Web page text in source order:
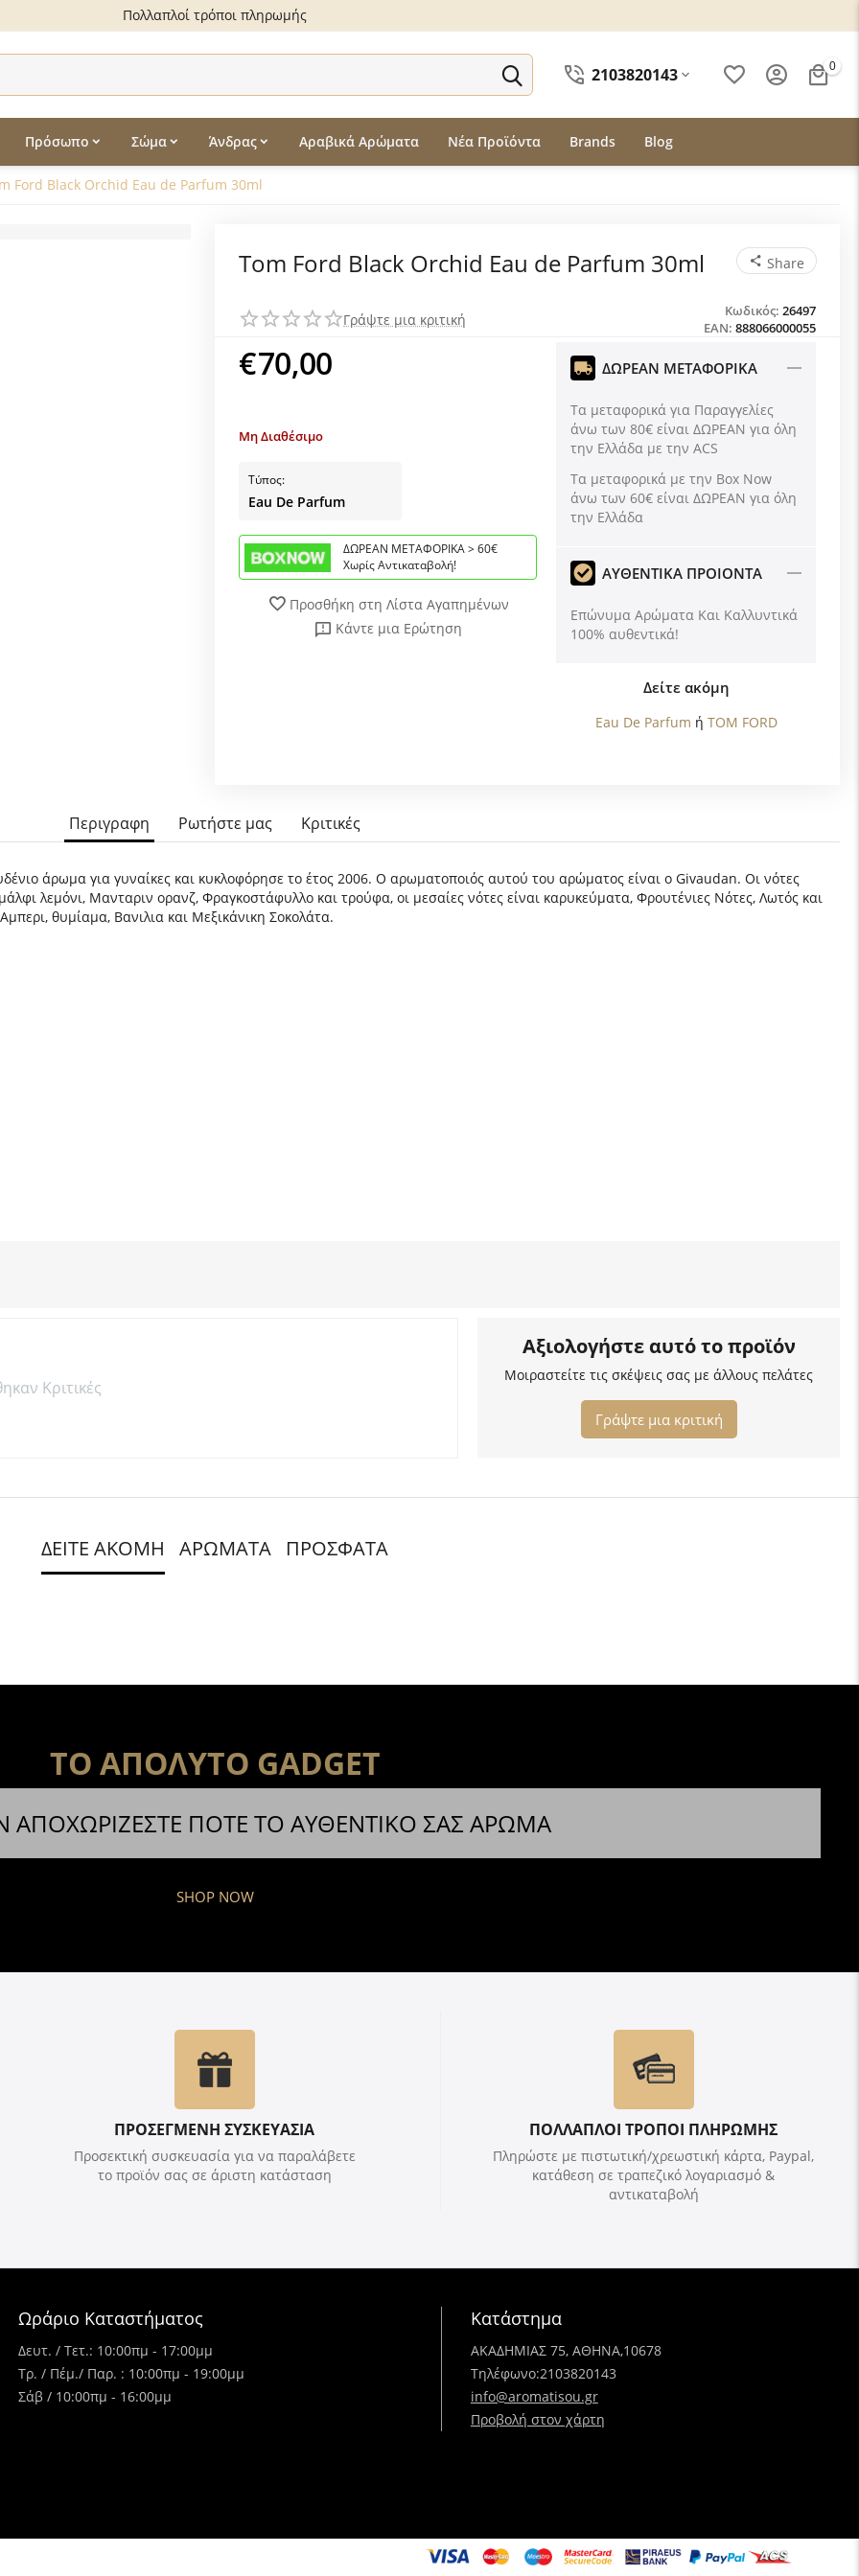
Πολλαπλοί τρόποι πληρωμής
2103820143 0
Πρόσωπο Σώμα Άνδρας Αραβικά Αρώματα Νέα Προϊόντα Brands Blog
Ford Black Orchid Eau de Parfum 30ml
Tom Ford Black Orchid Eau de Parfum 30ml Share
Γράψτε μια κριτική EAN: 888066000055
Κωδικός: 26497
€70,00
Μη Διαθέσιμο
Τύπος:
Eau De Parfum
ΔΩΡΕΑΝ ΜΕΤΑΦΟΡΙΚΑ > 60€
Χωρίς Αντικαταβολή!
Προσθήκη στη Λίστα Αγαπημένων
Κάντε μια Ερώτηση
ΔΩΡΕΑΝ ΜΕΤΑΦΟΡΙΚΑ
Τα μεταφορικά για Παραγγελίες
άνω των 80€ είναι ΔΩΡΕΑΝ για όλη
την Ελλάδα με την ACS
Tα μεταφορικά με την Box Now
άνω των 60€ είναι ΔΩΡΕΑΝ για όλη
την Ελλάδα
ΑΥΘΕΝΤΙΚΑ ΠΡΟΙΟΝΤΑ
Επώνυμα Αρώματα Και Καλλυντικά
100% αυθεντικά!
Δείτε ακόμη
Eau De Parfum ή TOM FORD
Περιγραφη Ρωτήστε μας Κριτικές
άρωμα για γυναίκες και κυκλοφόρησε το έτος 2006. Ο αρωματοποιός αυτού του αρώματος είναι ο Givaudan. Οι νότες
λεμόνι, Μανταριν ορανζ, Φραγκοστάφυλλο και τρούφα, οι μεσαίες νότες είναι καρυκεύματα, Φρουτένιες Νότες, Λωτός και
θυμίαμα, Βανιλια και Μεξικάνικη Σοκολάτα.
Κριτικές
Αξιολογήστε αυτό το προϊόν
Μοιραστείτε τις σκέψεις σας με άλλους πελάτες
Γράψτε μια κριτική
ΔΕΙΤΕ ΑΚΟΜΗ ΑΡΩΜΑΤΑ ΠΡΟΣΦΑΤΑ
ΤΟ ΑΠΟΛΥΤΟ GADGET
ΑΠΟΧΩΡΙΖΕΣΤΕ ΠΟΤΕ ΤΟ ΑΥΘΕΝΤΙΚΟ ΣΑΣ ΑΡΩΜΑ
SHOP NOW
ΠΡΟΣΕΓΜΕΝΗ ΣΥΣΚΕΥΑΣΙΑ
Προσεκτική συσκευασία για να παραλάβετε
το προϊόν σας σε άριστη κατάσταση
ΠΟΛΛΑΠΛΟΙ ΤΡΟΠΟΙ ΠΛΗΡΩΜΗΣ
Πληρώστε με πιστωτική/χρεωστική κάρτα, Paypal,
κατάθεση σε τραπεζικό λογαριασμό &
αντικαταβολή
Ωράριο Καταστήματος
Δευτ. / Τετ.: 10:00πμ - 17:00μμ
Τρ. / Πέμ./ Παρ. : 10:00πμ - 19:00μμ
Σάβ / 10:00πμ - 16:00μμ
Κατάστημα
ΑΚΑΔΗΜΙΑΣ 75, ΑΘΗΝΑ,10678
Τηλέφωνο:2103820143
info@aromatisou.gr
Προβολή στον χάρτη